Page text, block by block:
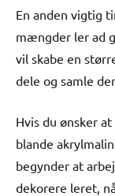
En anden vigtig
mængder ler ad
vil skabe en
dele og samle
Hvis du ønsker
blande
begynder at
dekorere leret,